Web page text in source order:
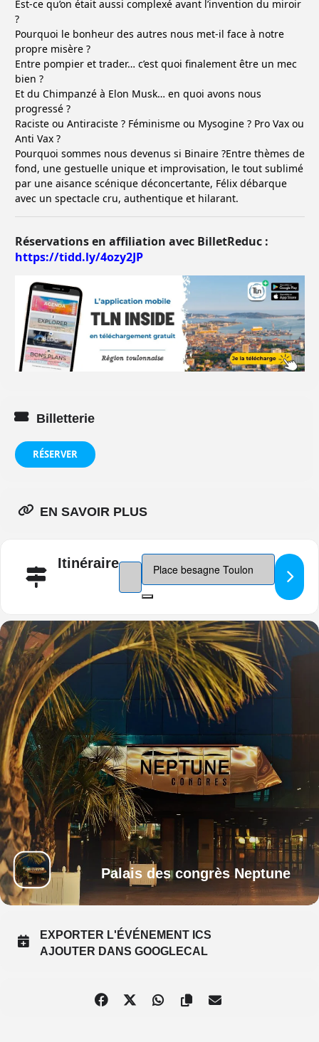
Est-ce qu’on était aussi complexé avant l’invention du miroir
?
Pourquoi le bonheur des autres nous met-il face à notre
propre misère ?
Entre pompier et trader… c’est quoi finalement être un mec
bien ?
Et du Chimpanzé à Elon Musk… en quoi avons nous
progressé ?
Raciste ou Antiraciste ? Féminisme ou Mysogine ? Pro Vax ou
Anti Vax ?
Pourquoi sommes nous devenus si Binaire ?Entre thèmes de
fond, une gestuelle unique et improvisation, le tout sublimé
par une aisance scénique déconcertante, Félix débarque
avec un spectacle cru, authentique et hilarant.
Réservations en affiliation avec BilletReduc :
https://tidd.ly/4ozy2JP
Billetterie
RÉSERVER
EN SAVOIR PLUS
ItinéraireAddress - Félix Dhjan dans Nuances []
Destination Address - Félix Dhjan
Palais des congrès Neptune
EXPORTER L'ÉVÉNEMENT ICS
AJOUTER DANS GOOGLECAL